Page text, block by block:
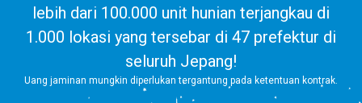
lebih dari 100.000 unit hunian terjangkau di
1.000 lokasi yang tersebar di 47 prefektur di
seluruh Jepang!
Uang jaminan mungkin diperlukan tergantung pada ketentuan kontrak.